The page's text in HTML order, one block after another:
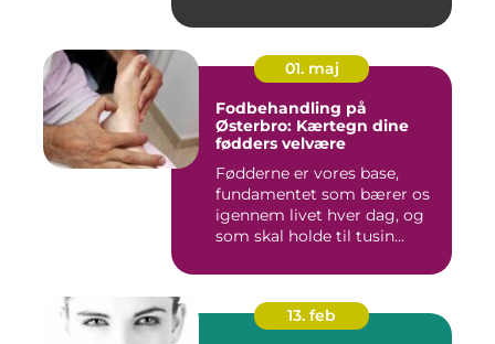
01. maj
Fodbehandling på
Østerbro: Kærtegn dine
fødders velvære
Fødderne er vores base,
fundamentet som bærer os
igennem livet hver dag, og
som skal holde til tusin...
13. feb